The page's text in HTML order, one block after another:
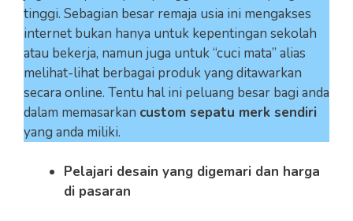
tinggi. Sebagian besar remaja usia ini mengakses
internet bukan hanya untuk kepentingan sekolah
atau bekerja, namun juga untuk “cuci mata” alias
melihat-lihat berbagai produk yang ditawarkan
secara online. Tentu hal ini peluang besar bagi anda
dalam memasarkan custom sepatu merk sendiri
yang anda miliki.
Pelajari desain yang digemari dan harga
di pasaran